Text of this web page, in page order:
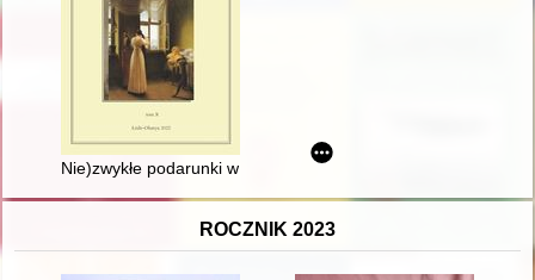
Nie)zwykłe podarunki w (nie)zwykłej codzienności Krasińskich
ROCZNIK 2023